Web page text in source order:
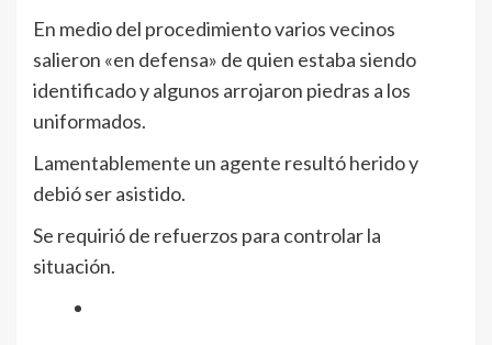
En medio del procedimiento varios vecinos
salieron «en defensa» de quien estaba siendo
identificado y algunos arrojaron piedras a los
uniformados.
Lamentablemente un agente resultó herido y
debió ser asistido.
Se requirió de refuerzos para controlar la
situación.